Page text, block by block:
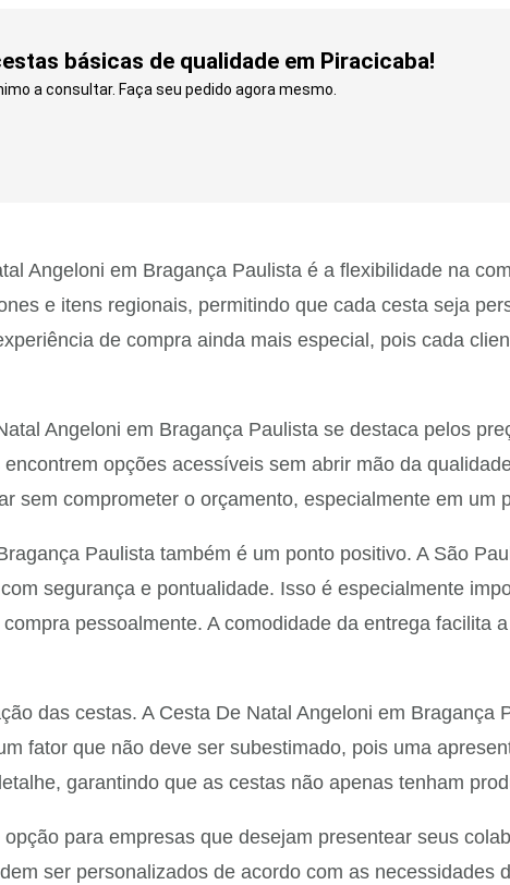
básicas de qualidade em Piracicaba!
a consultar. Faça seu pedido agora mesmo.
Angeloni em Bragança Paulista é a flexibilidade na
e itens regionais, permitindo que cada cesta seja
de compra ainda mais especial, pois cada
Angeloni em Bragança Paulista se destaca pelos
opções acessíveis sem abrir mão da
sem comprometer o orçamento, especialmente em um
Paulista também é um ponto positivo. A São
segurança e pontualidade. Isso é especialmente
pessoalmente. A comodidade da entrega facilita
das cestas. A Cesta De Natal Angeloni em
fator que não deve ser subestimado, pois uma
garantindo que as cestas não apenas tenham
para empresas que desejam presentear seus
ser personalizados de acordo com as necessidades